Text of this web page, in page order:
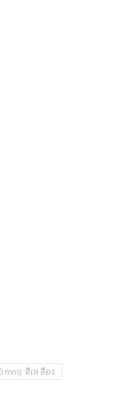
สีเหลือง